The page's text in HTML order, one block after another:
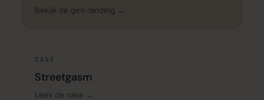
Bekijk de geo-landing →
CASE
Streetgasm
Lees de case →